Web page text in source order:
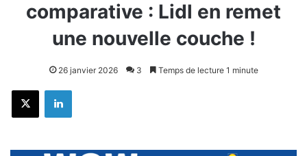
comparative : Lidl en remet
une nouvelle couche !
26 janvier 2026 3 Temps de lecture 1 minute
X Linkedin